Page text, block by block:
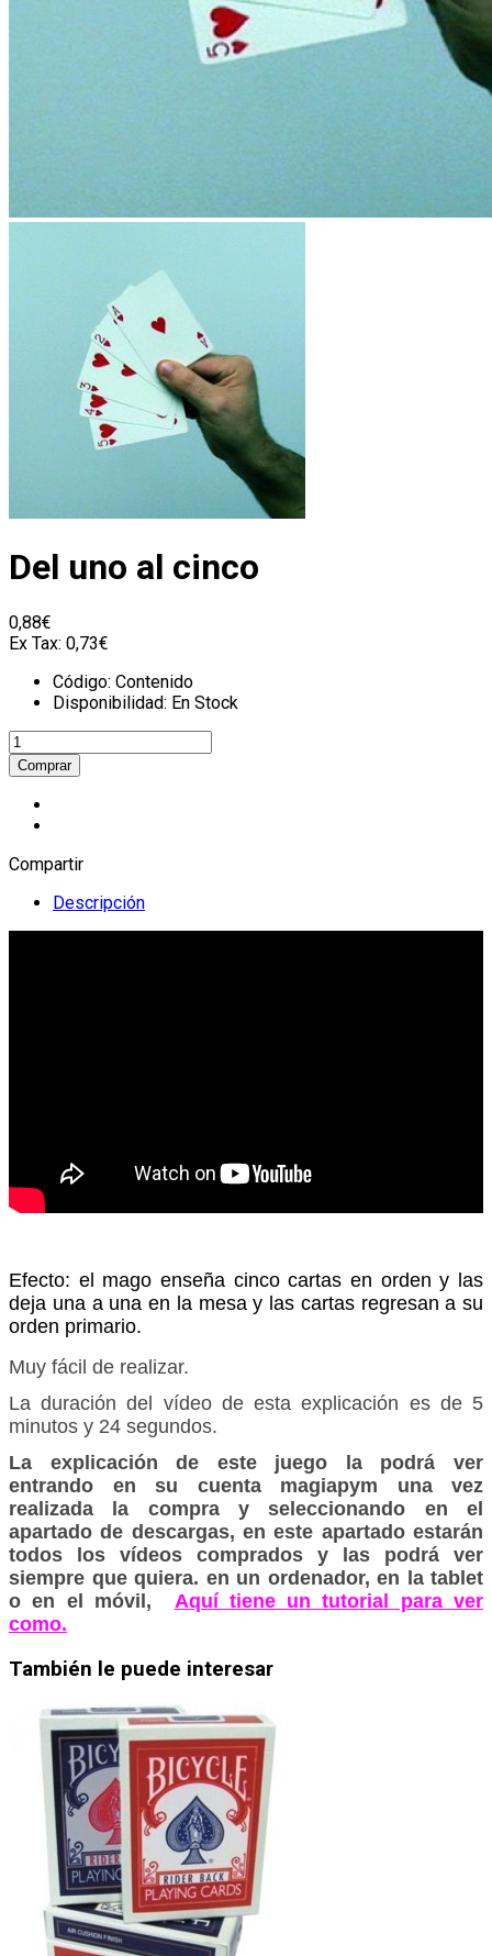
Del uno al cinco
0,88€
Ex Tax: 0,73€
Código: Contenido
Disponibilidad: En Stock
Compartir
Descripción
Efecto: el mago enseña cinco cartas en orden y las
deja una a una en la mesa y las cartas regresan a su
orden primario.
Muy fácil de realizar.
La duración del vídeo de esta explicación es de 5
minutos y 24 segundos.
La explicación de este juego la podrá ver
entrando en su cuenta magiapym una vez
realizada la compra y seleccionando en el
apartado de descargas, en este apartado estarán
todos los vídeos comprados y las podrá ver
siempre que quiera. en un ordenador, en la tablet
o en el móvil, Aquí tiene un tutorial para ver
como.
También le puede interesar